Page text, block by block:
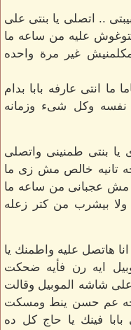
.. اتصلى يا بنتى على
عليه من ساعه ما
غير مرة واحده
ما انتى عارفه بابا بدام
وكل شىء وزمانه
بنتى طمنينى واتصلى
تانيه خالص مش زى ما
مش عجبانى من ساعه ما
بيشرب من كتر زعله
هاتصل عليه واطمنك يا
ايه رن فأيه ضحكت
شاشه الموبيل وقالت
جه عم حسن ينط ومسكت
فينك يا حاج كل ده